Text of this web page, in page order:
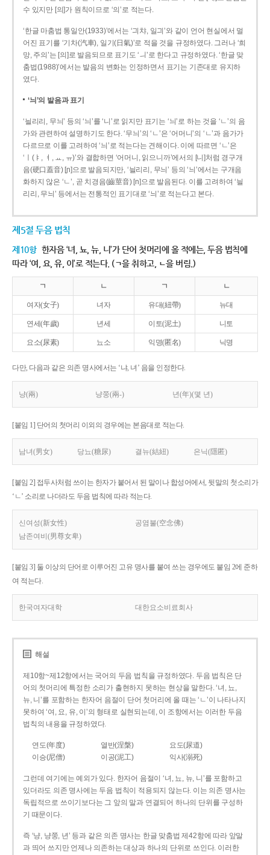
수 있지만 [의]가 원칙이므로 ‘의’로 적는다.
‘한글 마춤법 통일안(1933)’에서는 ‘긔챠, 일긔’와 같이 언어 현실에서 멀
어진 표기를 ‘기차(汽車), 일기(日氣)’로 적을 것을 규정하였다. 그러나 ‘희
망, 주의’는 [의]로 발음되므로 표기도 ‘ㅢ’로 한다고 규정하였다. ‘한글 맞
춤법(1988)’에서는 발음의 변화는 인정하면서 표기는 기존대로 유지하
였다.
‘늬’의 발음과 표기
‘늴리리, 무늬’ 등의 ‘늬’를 ‘니’로 읽지만 표기는 ‘늬’로 하는 것을 ‘ㄴ’의 음
가와 관련하여 설명하기도 한다. ‘무늬’의 ‘ㄴ’은 ‘어머니’의 ‘ㄴ’과 음가가
다르므로 이를 고려하여 ‘늬’로 적는다는 견해이다. 이에 따르면 ‘ㄴ’은
‘ㅣ(ㅑ, ㅕ, ㅛ, ㅠ)’와 결합하면 ‘어머니, 읽으니까’에서의 [니]처럼 경구개
음(硬口蓋音) [ɲ]으로 발음되지만, ‘늴리리, 무늬’ 등의 ‘늬’에서는 구개음
화하지 않은 ‘ㄴ’, 곧 치경음(齒莖音) [n]으로 발음된다. 이를 고려하여 ‘늴
리리, 무늬’ 등에서는 전통적인 표기대로 ‘늬’로 적는다고 본다.
제5절 두음 법칙
제10항 한자음 ‘녀, 뇨, 뉴, 니’가 단어 첫머리에 올 적에는, 두음 법칙에
따라 ‘여, 요, 유, 이’로 적는다. (ㄱ을 취하고, ㄴ을 버림.)
ㄱ ㄴ ㄱ ㄴ
여자(女子) 녀자 유대(紐帶) 뉴대
연세(年歲) 년세 이토(泥土) 니토
요소(尿素) 뇨소 익명(匿名) 닉명
다만, 다음과 같은 의존 명사에서는 ‘냐, 녀’ 음을 인정한다.
냥(兩) 냥쭝(兩-) 년(年)(몇 년)
[붙임 1] 단어의 첫머리 이외의 경우에는 본음대로 적는다.
남녀(男女) 당뇨(糖尿) 결뉴(結紐) 은닉(隱匿)
[붙임 2] 접두사처럼 쓰이는 한자가 붙어서 된 말이나 합성어에서, 뒷말의 첫소리가
‘ㄴ’ 소리로 나더라도 두음 법칙에 따라 적는다.
신여성(新女性)
공염불(空念佛)
남존여비(男尊女卑)
[붙임 3] 둘 이상의 단어로 이루어진 고유 명사를 붙여 쓰는 경우에도 붙임 2에 준하
여 적는다.
한국여자대학 대한요소비료회사
해설
제10항~제12항에서는 국어의 두음 법칙을 규정하였다. 두음 법칙은 단
어의 첫머리에 특정한 소리가 출현하지 못하는 현상을 말한다. ‘녀, 뇨,
뉴, 니’를 포함하는 한자어 음절이 단어 첫머리에 올 때는 ‘ㄴ’이 나타나지
못하여 ‘여, 요, 유, 이’의 형태로 실현되는데, 이 조항에서는 이러한 두음
법칙의 내용을 규정하였다.
연도(年度) 열반(涅槃)
요도(尿道)
이승(尼僧)
이공(泥工) 익사(溺死)
그런데 여기에는 예외가 있다. 한자어 음절이 ‘녀, 뇨, 뉴, 니’를 포함하고
있더라도 의존 명사에는 두음 법칙이 적용되지 않는다. 이는 의존 명사는
독립적으로 쓰이기보다는 그 앞의 말과 연결되어 하나의 단위를 구성하
기 때문이다.
즉 ‘냥, 냥쭝, 년’ 등과 같은 의존 명사는 한글 맞춤법 제42항에 따라 앞말
과 띄어 쓰지만 언제나 의존하는 대상과 하나의 단위로 쓰인다. 이러한